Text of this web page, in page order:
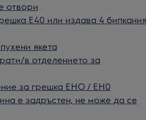
отвори
Е40 или издава 4 бипкания
якета
в отделението за
за грешка EHO / EH0
е задръстен, не може да се